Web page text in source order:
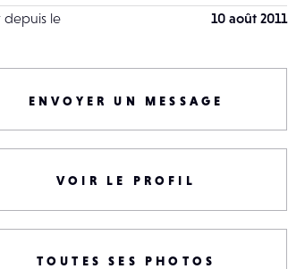
depuis le
10 août 2011
ENVOYER UN MESSAGE
VOIR LE PROFIL
TOUTES SES PHOTOS